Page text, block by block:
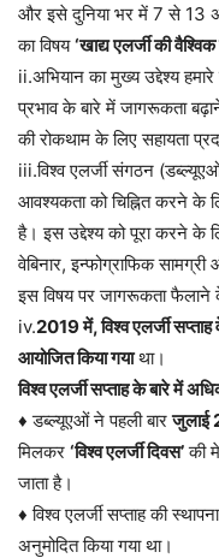
और इसे दुनिया भर में 7 से 13
का विषय‘खाद्य एलर्जी की
ii.अभियान का मुख्य उद्देश्य
प्रभाव के बारे में जागरूकता
की रोकथाम के लिए सहायता
iii.विश्व एलर्जी संगठन
आवश्यकता को चिह्नित करने के
है। इस उद्देश्य को पूरा करने
वेबिनार, इन्फोग्राफिक
इस विषय पर जागरूकता फैलाने
iv.2019 में, विश्व एलर्जी सप्ताह
आयोजित किया गयाथा।
विश्व एलर्जी सप्ताह के बारे में
♦ डब्ल्यूएओं ने पहली बारजुलाई
मिलकर ‘विश्व एलर्जी दिवस’​​की
जाता है।
♦ विश्व एलर्जी सप्ताह की
अनुमोदित किया गया था।